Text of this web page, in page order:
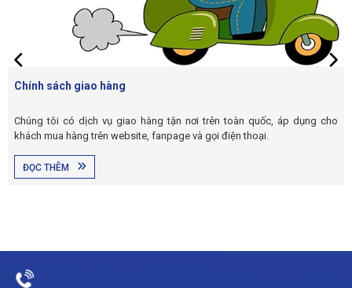
Chính sách giao hàng
Chúng tôi có dịch vụ giao hàng tận nơi trên toàn quốc, áp dụng cho
khách mua hàng trên website, fanpage và gọi điện thoại.
ĐỌC THÊM